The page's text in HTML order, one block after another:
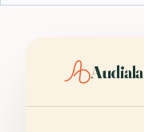
Audiala